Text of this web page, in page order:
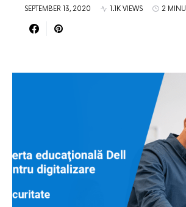
SEPTEMBER 13, 2020 1.1K VIEWS 2